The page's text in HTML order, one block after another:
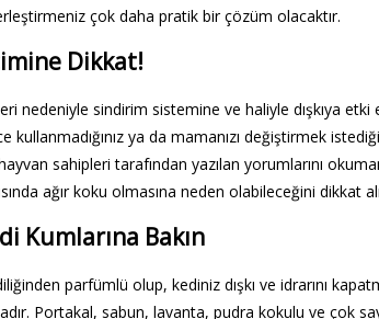
çok daha pratik bir çözüm olacaktır.
Dikkat!
nedeniyle sindirim sistemine ve haliyle dışkıya
kullanmadığınız ya da mamanızı değiştirmek
sahipleri tarafından yazılan yorumlarını
ağır koku olmasına neden olabileceğini dikkat
Kumlarına Bakın
parfümlü olup, kediniz dışkı ve idrarını
Portakal, sabun, lavanta, pudra kokulu ve çok